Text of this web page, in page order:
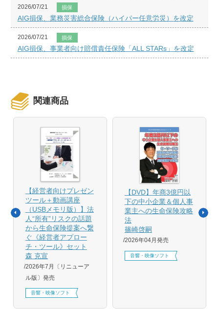
2026/07/21 損保
AIG損保、業務災害総合保険（ハイパー任意労災）を改定
2026/07/21 損保
AIG損保、事業者向け賠償責任保険「ALL STARs」を改定
関連商品
【経営者向けプレゼン
ツール＋動画講座
（USBメモリ版）】法
人“所有”リスクの話題
から生命保険提案へ繋
ぐ《経営者アプロー
チ・ツール》セット
森 克宣
2026年7月〔リニューア
ル版〕発売
音響・映像ソフト
【DVD】年商3億円以
下の中小企業＆個人事
業主への生命保険攻略
法
篠崎啓嗣
2026年04月発売
音響・映像ソフト